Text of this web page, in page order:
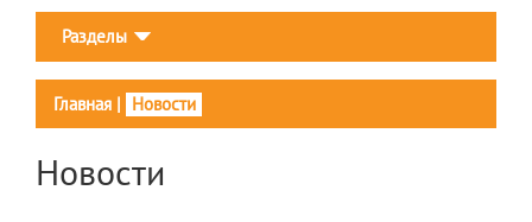
Разделы
Главная | Новости
Новости